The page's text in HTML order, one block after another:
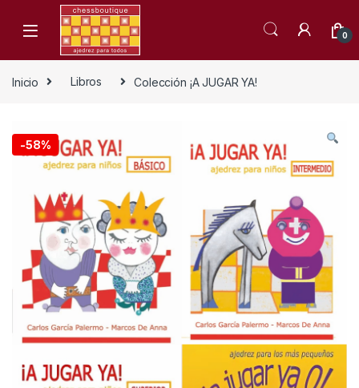
Skip to navigation
Skip to content
0
Inicio Libros Colección ¡A JUGAR YA!
-58%